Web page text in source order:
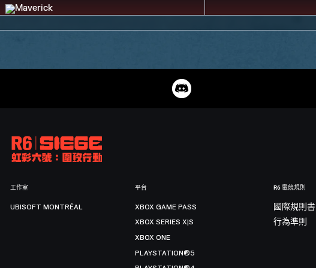
工作室
UBISOFT MONTRÉAL
平台
XBOX GAME PASS
XBOX SERIES X|S
XBOX ONE
PLAYSTATION®5
R6 電競規則
國際規則書
行為準則